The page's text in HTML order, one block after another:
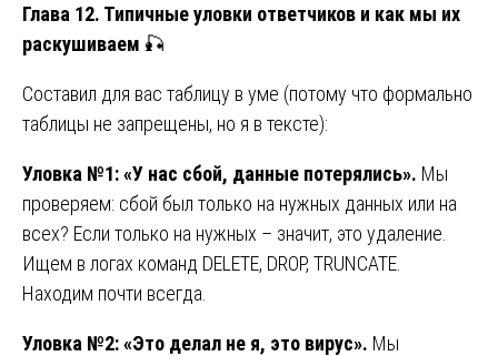
Глава 12. Типичные уловки ответчиков и как мы их
раскушиваем 🎣
Составил для вас таблицу в уме (потому что формально
таблицы не запрещены, но я в тексте):
Уловка №1: «У нас сбой, данные потерялись». Мы
проверяем: сбой был только на нужных данных или на
всех? Если только на нужных – значит, это удаление.
Ищем в логах команд DELETE, DROP, TRUNCATE.
Находим почти всегда.
Уловка №2: «Это делал не я, это вирус». Мы